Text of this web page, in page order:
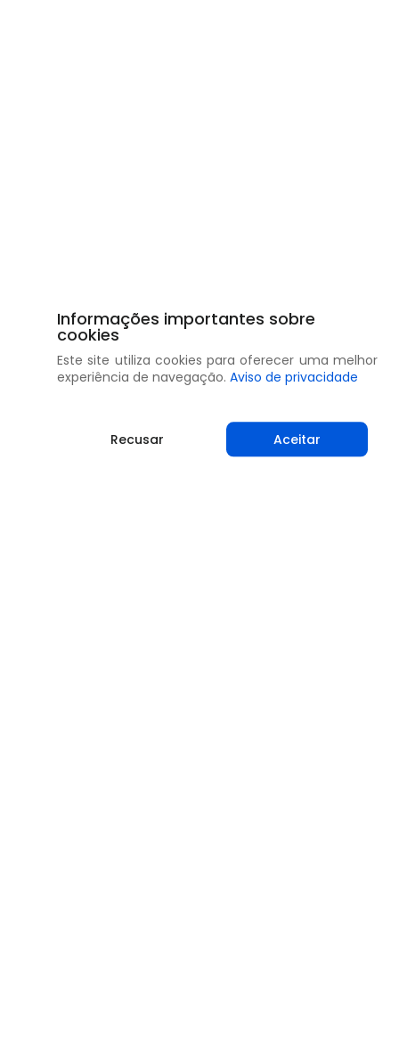
Informações importantes sobre
cookies
Este site utiliza cookies para oferecer uma melhor
experiência de navegação. Aviso de privacidade
Recusar Aceitar